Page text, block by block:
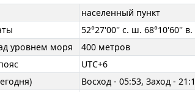
населенный пункт
52°27'00'' с. ш. 68°10'60'' в.
уровнем моря
400 метров
UTC+6
Восход - 05:53, Заход -